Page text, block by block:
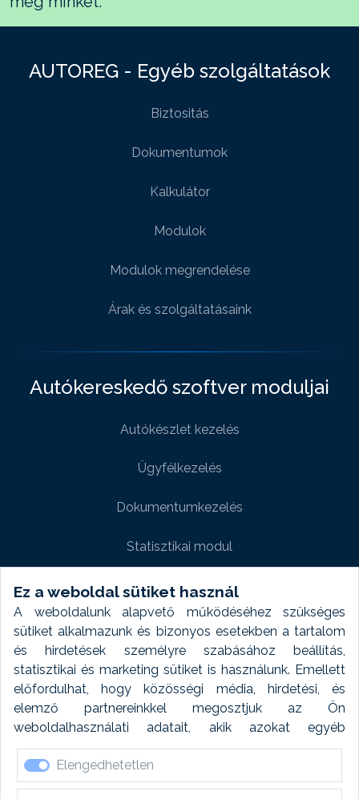
Ez a weboldal sütiket használ
A weboldalunk alapvető működéséhez szükséges
sütiket alkalmazunk és bizonyos esetekben a tartalom
és hirdetések személyre szabásához beállítás,
statisztikai és marketing sütiket is használunk. Emellett
előfordulhat, hogy közösségi média, hirdetési, és
elemző partnereinkkel megosztjuk az Ön
weboldalhasználati adatait, akik azokat egyéb
forrásokból gyűjtött adatokkal kombinálhatják. A sütik
elfogadásával kapcsolatosan naplózást végzünk és
ezen adatokat 6 hónap után automatikusan töröljük. A
Elengedhetetlen
AUTOREG - Egyéb szolgáltatások
Biztositás
Dokumentumok
Kalkulátor
Modulok
Modulok megrendelése
Árak és szolgáltatásaink
Autókereskedő szoftver moduljai
Autókészlet kezelés
Ügyfélkezelés
Dokumentumkezelés
Statisztikai modul
Weboldal modul
Fényképtár extra modul
Autómosó modul
Feladatütemezés